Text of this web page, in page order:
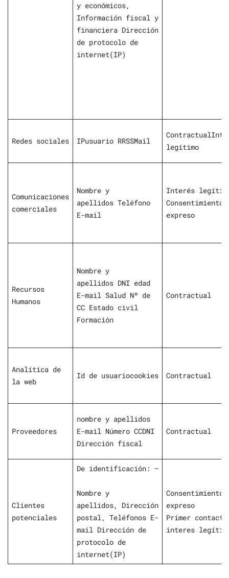
y económicos,
Información fiscal y
financiera Dirección
de protocolo de
internet(IP)
Redes sociales IPusuario RRSSMail
legítimo
Comunicaciones
comerciales
Nombre y
apellidos Teléfono
E-mail
Interés
Consentimiento
expreso
Recursos
Humanos
Nombre y
apellidos DNI edad
E-mail Salud Nº de
CC Estado civil
Formación
Contractual
Analítica de
la web
Id de usuariocookies Contractual
Proveedores
nombre y apellidos
E-mail Número CCDNI
Dirección fiscal
Contractual
Clientes
potenciales
De identificación: –
Nombre y
apellidos, Dirección
postal, Teléfonos E-
mail Dirección de
protocolo de
internet(IP)
Consentimiento
expreso
Primer
interes